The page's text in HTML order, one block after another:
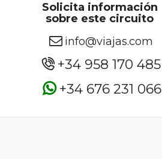
Solicita información
sobre este circuito
info@viajas.com
+34 958 170 485
+34 676 231 066